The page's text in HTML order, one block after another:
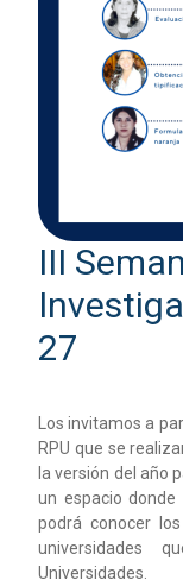
III
27
Los invitamos a
RPU que se
la versión del año
un espacio
podrá conocer
universidades
Universidades.